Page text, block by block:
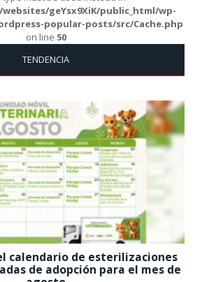
websites/geYsx9XiK/public_html/wp-
popular-posts/src/Cache.php
on line 50
TENDENCIA